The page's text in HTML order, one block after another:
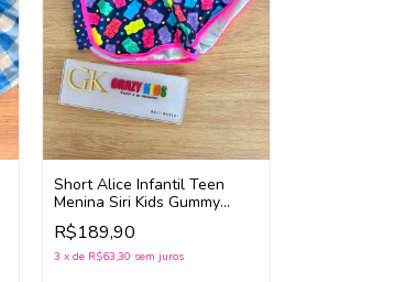
Short Alice Infantil Teen
Menina Siri Kids Gummy
43016 (Marinho/Rosa)
R$189,90
3 x de R$63,30 sem juros